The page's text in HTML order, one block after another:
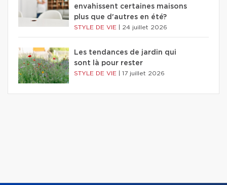
envahissent certaines maisons
plus que d'autres en été?
STYLE DE VIE 24 juillet 2026
Les tendances de jardin qui
sont là pour rester
STYLE DE VIE 17 juillet 2026